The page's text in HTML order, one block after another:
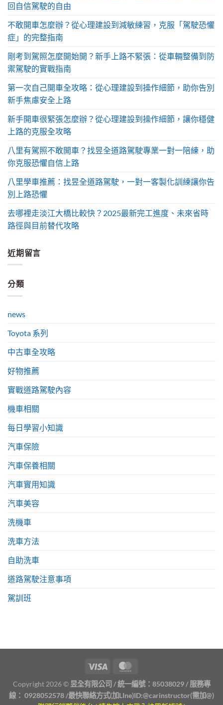
回自信駕駛的自由
不敢開車怎麼辦？從心理建設到減敏練習，克服「駕駛恐懼
症」的完整指南
剛考到駕照怎麼開始開？新手上路不緊張：從車輛整備到防
禦駕駛的實戰指南
第一次自己開車全攻略：從心理建設到操作細節，助你告別
新手焦慮安全上路
新手開車很緊張怎麼辦？從心理建設到操作細節，讓你穩健
上路的克服全攻略
八里有駕照不敢開車？找昱全道路駕駛專業一對一陪練，助
你克服恐懼自信上路
八里學車推薦：找昱全道路駕駛，一對一客製化訓練讓你告
別上路恐懼
去哪裡走淡江大橋比較快？2025最新完工進度、未來省時
路徑與目前替代攻略
近期留言
分類
news
Toyota 系列
中古車全攻略
好物推薦
實戰道路駕駛內容
機車相關
每日學習小知識
汽車保險
汽車保養相關
汽車實用知識
汽車美容
洗機車
洗車方法
自助洗車
道路駕駛注意事項
駕訓班
Copyright 2026 © 昱全有限公司 / 統一編號：85038029 / 服務專
線： 0928052578/最快聯絡方式(加LIne)ID:@carinstructor(需加@)